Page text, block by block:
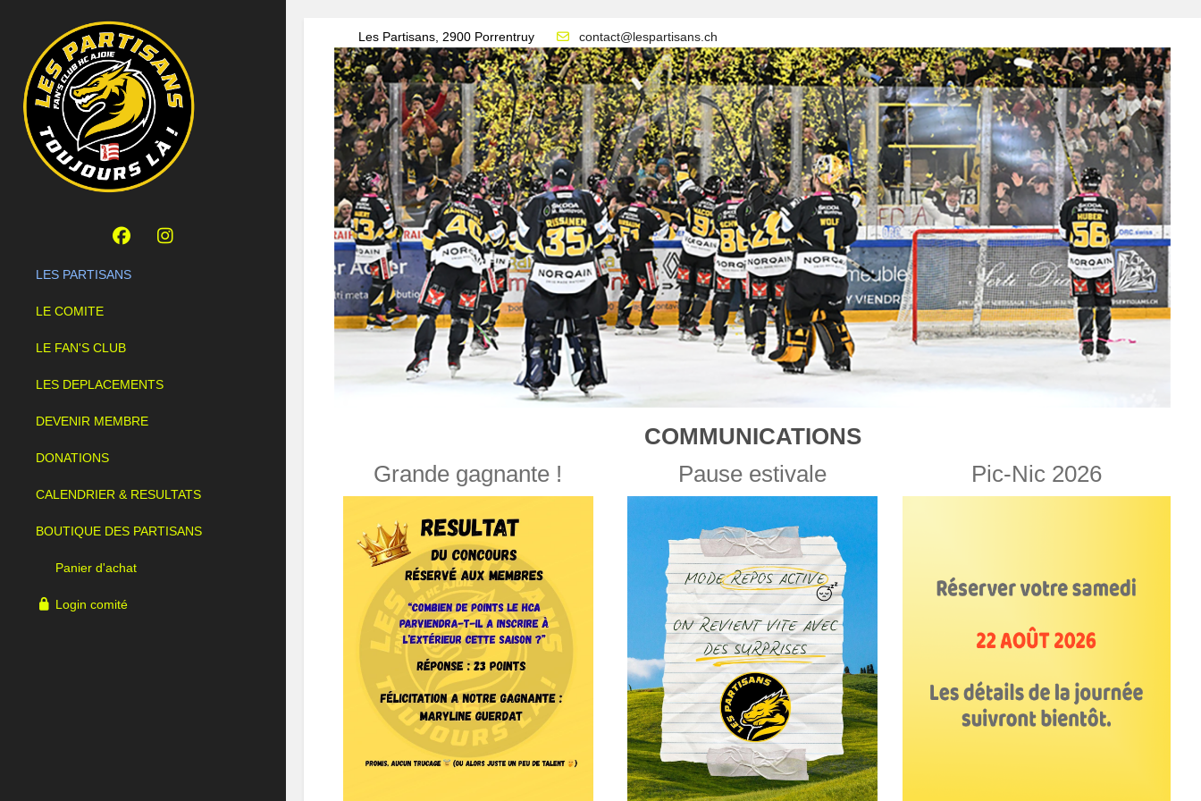
LES PARTISANS
LE COMITE
LE FAN'S CLUB
LES DEPLACEMENTS
DEVENIR MEMBRE
DONATIONS
CALENDRIER & RESULTATS
BOUTIQUE DES PARTISANS
Panier d'achat
Login comité
Les Partisans, 2900 Porrentruy contact@lespartisans.ch
COMMUNICATIONS
Grande gagnante !
Pause estivale Pic-Nic 2026